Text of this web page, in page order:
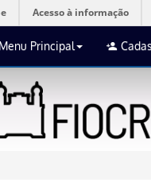
Acesso à informação
Menu Principal